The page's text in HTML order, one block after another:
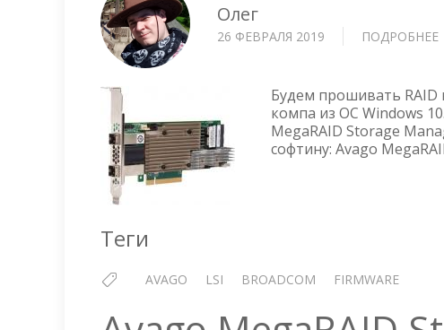
Олег
26 ФЕВРАЛЯ 2019 ПОДРОБНЕЕ
Будем прошивать RAID
компа из ОС Windows
MegaRAID Storage
софтину: Avago
Теги
AVAGO LSI BROADCOM FIRMWARE